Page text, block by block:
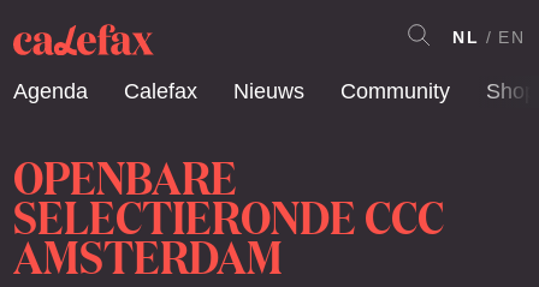
Agenda Calefax Nieuws Community Shop
NL EN
OPENBARE
SELECTIERONDE CCC
AMSTERDAM